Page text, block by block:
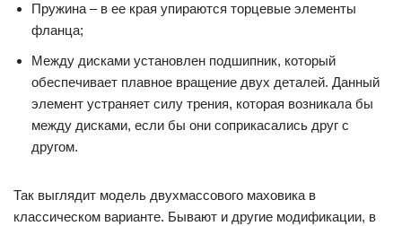
Пружина – в ее края упираются торцевые элементы
фланца;
Между дисками установлен подшипник, который
обеспечивает плавное вращение двух деталей. Данный
элемент устраняет силу трения, которая возникала бы
между дисками, если бы они соприкасались друг с
другом.
Так выглядит модель двухмассового маховика в
классическом варианте. Бывают и другие модификации, в